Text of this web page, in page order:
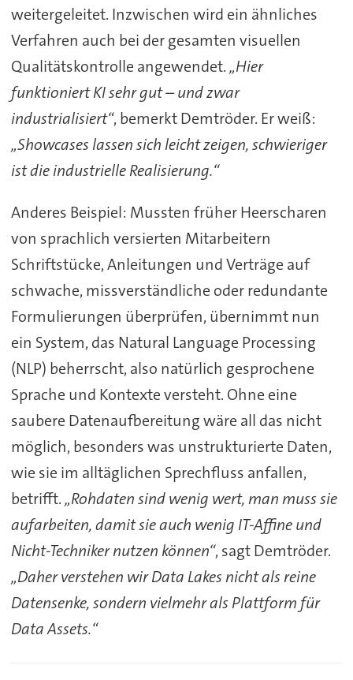
weitergeleitet. Inzwischen wird ein ähnliches
Verfahren auch bei der gesamten visuellen
Qualitätskontrolle angewendet.„Hier
funktioniert KI sehr gut – und zwar
industrialisiert“, bemerkt Demtröder. Er weiß:
„Showcases lassen sich leicht zeigen, schwieriger
ist die industrielle Realisierung.“
Anderes Beispiel: Mussten früher Heerscharen
von sprachlich versierten Mitarbeitern
Schriftstücke, Anleitungen und Verträge auf
schwache, missverständliche oder redundante
Formulierungen überprüfen, übernimmt nun
ein System, das Natural Language Processing
(NLP) beherrscht, also natürlich gesprochene
Sprache und Kontexte versteht. Ohne eine
saubere Datenaufbereitung wäre all das nicht
möglich, besonders was unstrukturierte Daten,
wie sie im alltäglichen Sprechfluss anfallen,
betrifft.„Rohdaten sind wenig wert, man muss sie
aufarbeiten, damit sie auch wenig IT-Affine und
Nicht-Techniker nutzen können“, sagt Demtröder.
„Daher verstehen wir Data Lakes nicht als reine
Datensenke, sondern vielmehr als Plattform für
Data Assets.“